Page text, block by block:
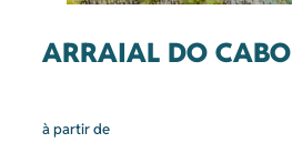
ARRAIAL DO CABO
à partir de